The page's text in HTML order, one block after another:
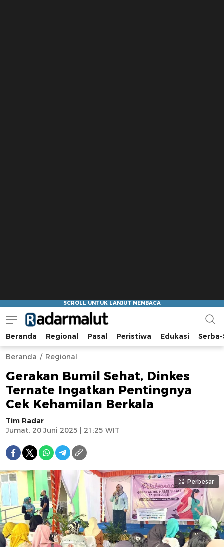
Radar Malut
Bacaan Nyindir
Beranda Regional Pasal Peristiwa Edukasi
Beranda Regional
Gerakan Bumil Sehat, Dinkes
Ternate Ingatkan Pentingnya
Cek Kehamilan Berkala
Tim Radar
Jumat, 20 Juni 2025 | 21:25 WIT
Perbesar